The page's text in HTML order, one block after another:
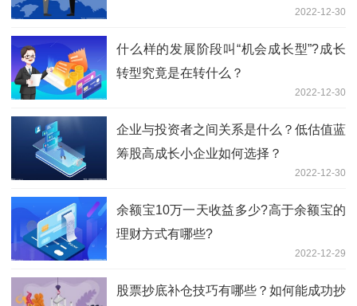
2022-12-30
什么样的发展阶段叫“机会成长型”?成长
转型究竟是在转什么？
2022-12-30
企业与投资者之间关系是什么？低估值蓝
筹股高成长小企业如何选择？
2022-12-30
余额宝10万一天收益多少?高于余额宝的
理财方式有哪些?
2022-12-29
股票抄底补仓技巧有哪些？如何能成功抄